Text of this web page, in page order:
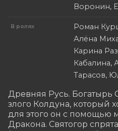
Воронин,
В ролях
Роман
Алёна
Карина
Кабалина,
Тарасов,
Древняя Русь. Богатырь
злого Колдуна, который
для этого он с помощью
Дракона. Святогор